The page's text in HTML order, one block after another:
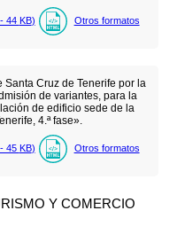
- 44 KB) Otros formatos
Cruz de Tenerife por la
de variantes, para la
de edificio sede de la
4.ª fase».
- 45 KB) Otros formatos
Y COMERCIO